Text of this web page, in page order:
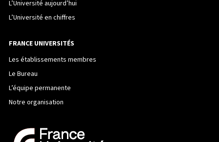
L’Université aujourd’hui
L’Université en chiffres
FRANCE UNIVERSITÉS
Les établissements membres
Le Bureau
L’équipe permanente
Notre organisation